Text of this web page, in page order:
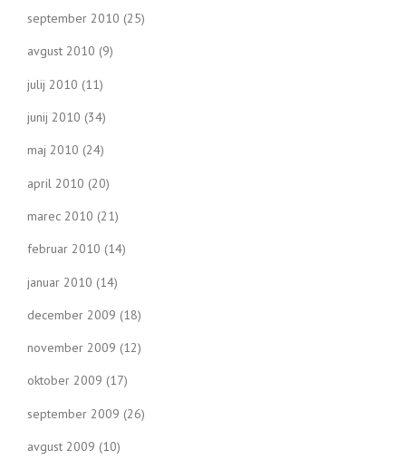
september 2010 (25)
avgust 2010 (9)
julij 2010 (11)
junij 2010 (34)
maj 2010 (24)
april 2010 (20)
marec 2010 (21)
februar 2010 (14)
januar 2010 (14)
december 2009 (18)
november 2009 (12)
oktober 2009 (17)
september 2009 (26)
avgust 2009 (10)